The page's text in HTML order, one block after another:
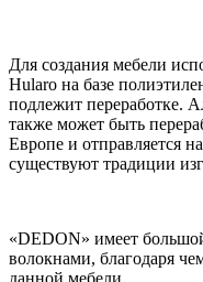
Для создания мебели
Hularo на базе
подлежит переработке.
также может быть
Европе и отправляется
существуют традиции
«DEDON» имеет
волокнами, благодаря
данной мебели.